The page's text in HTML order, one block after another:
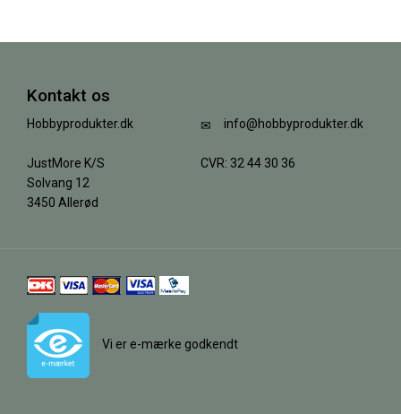
Kontakt os
Hobbyprodukter.dk
JustMore K/S
Solvang 12
3450 Allerød
info@hobbyprodukter.dk
CVR: 32 44 30 36
Vi er e-mærke godkendt